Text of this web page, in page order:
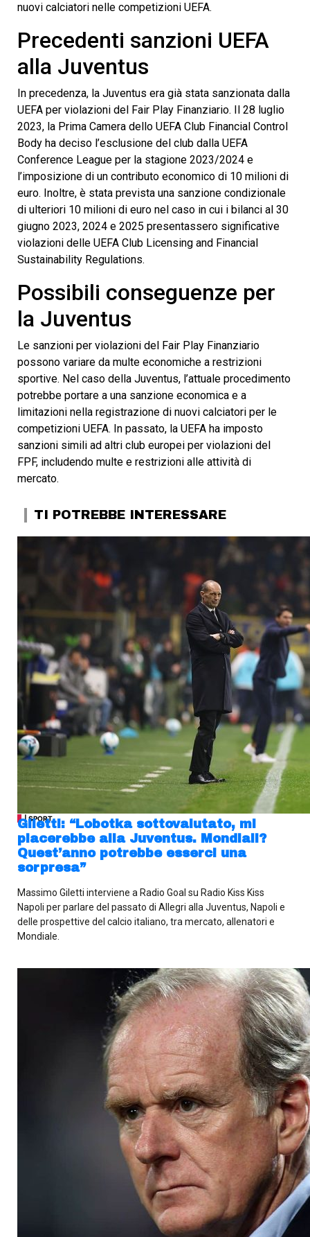
nuovi calciatori nelle competizioni UEFA.
Precedenti sanzioni UEFA
alla Juventus
In precedenza, la Juventus era già stata sanzionata dalla
UEFA per violazioni del Fair Play Finanziario. Il 28 luglio
2023, la Prima Camera dello UEFA Club Financial Control
Body ha deciso l’esclusione del club dalla UEFA
Conference League per la stagione 2023/2024 e
l’imposizione di un contributo economico di 10 milioni di
euro. Inoltre, è stata prevista una sanzione condizionale
di ulteriori 10 milioni di euro nel caso in cui i bilanci al 30
giugno 2023, 2024 e 2025 presentassero significative
violazioni delle UEFA Club Licensing and Financial
Sustainability Regulations.
Possibili conseguenze per
la Juventus
Le sanzioni per violazioni del Fair Play Finanziario
possono variare da multe economiche a restrizioni
sportive. Nel caso della Juventus, l’attuale procedimento
potrebbe portare a una sanzione economica e a
limitazioni nella registrazione di nuovi calciatori per le
competizioni UEFA. In passato, la UEFA ha imposto
sanzioni simili ad altri club europei per violazioni del
FPF, includendo multe e restrizioni alle attività di
mercato.
TI POTREBBE INTERESSARE
| SPORT
Giletti: “Lobotka sottovalutato, mi
piacerebbe alla Juventus. Mondiali?
Quest’anno potrebbe esserci una
sorpresa”
Massimo Giletti interviene a Radio Goal su Radio Kiss Kiss
Napoli per parlare del passato di Allegri alla Juventus, Napoli e
delle prospettive del calcio italiano, tra mercato, allenatori e
Mondiale.